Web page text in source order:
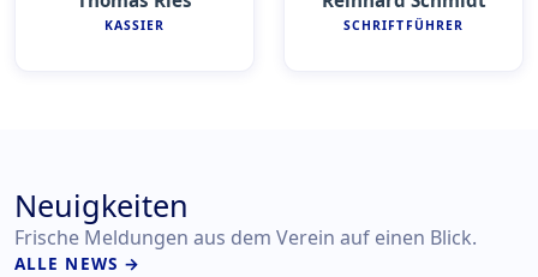
KASSIER SCHRIFTFÜHRER
Neuigkeiten
Frische Meldungen aus dem Verein auf einen Blick.
ALLE NEWS →